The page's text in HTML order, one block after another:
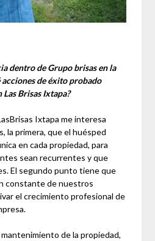
dentro de Grupo brisas en la
de éxito probado
Brisas Ixtapa?
Ixtapa me interesa
la primera, que el huésped
en cada propiedad, para
sean recurrentes y que
El segundo punto tiene que
constante de nuestros
el crecimiento profesional de
de la propiedad,